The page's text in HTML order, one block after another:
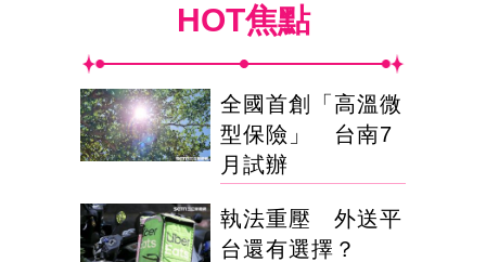
HOT焦點
全國首創「高溫微
型保險」 台南7
月試辦
執法重壓 外送平
台還有選擇？